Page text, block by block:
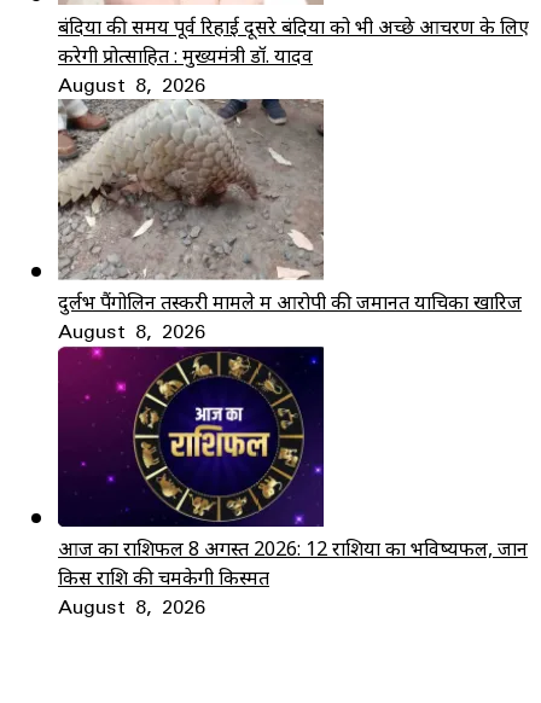
बंदियों की समय पूर्व रिहाई दूसरे बंदियों को भी अच्छे आचरण के लिए
करेगी प्रोत्साहित : मुख्यमंत्री डॉ. यादव
August 8, 2026
दुर्लभ पैंगोलिन तस्करी मामले में आरोपी की जमानत याचिका खारिज
August 8, 2026
आज का राशिफल 8 अगस्त 2026: 12 राशियों का भविष्यफल, जानें
किस राशि की चमकेगी किस्मत
August 8, 2026